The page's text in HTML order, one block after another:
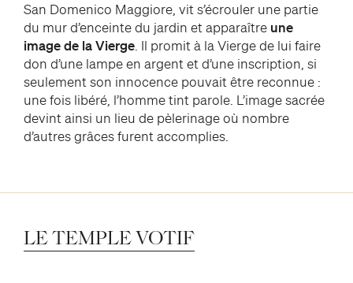
San Domenico Maggiore, vit s’écrouler une partie
du mur d’enceinte du jardin et apparaître une
image de la Vierge. Il promit à la Vierge de lui faire
don d’une lampe en argent et d’une inscription, si
seulement son innocence pouvait être reconnue :
une fois libéré, l’homme tint parole. L’image sacrée
devint ainsi un lieu de pèlerinage où nombre
d’autres grâces furent accomplies.
LETEMPLE VOTIF